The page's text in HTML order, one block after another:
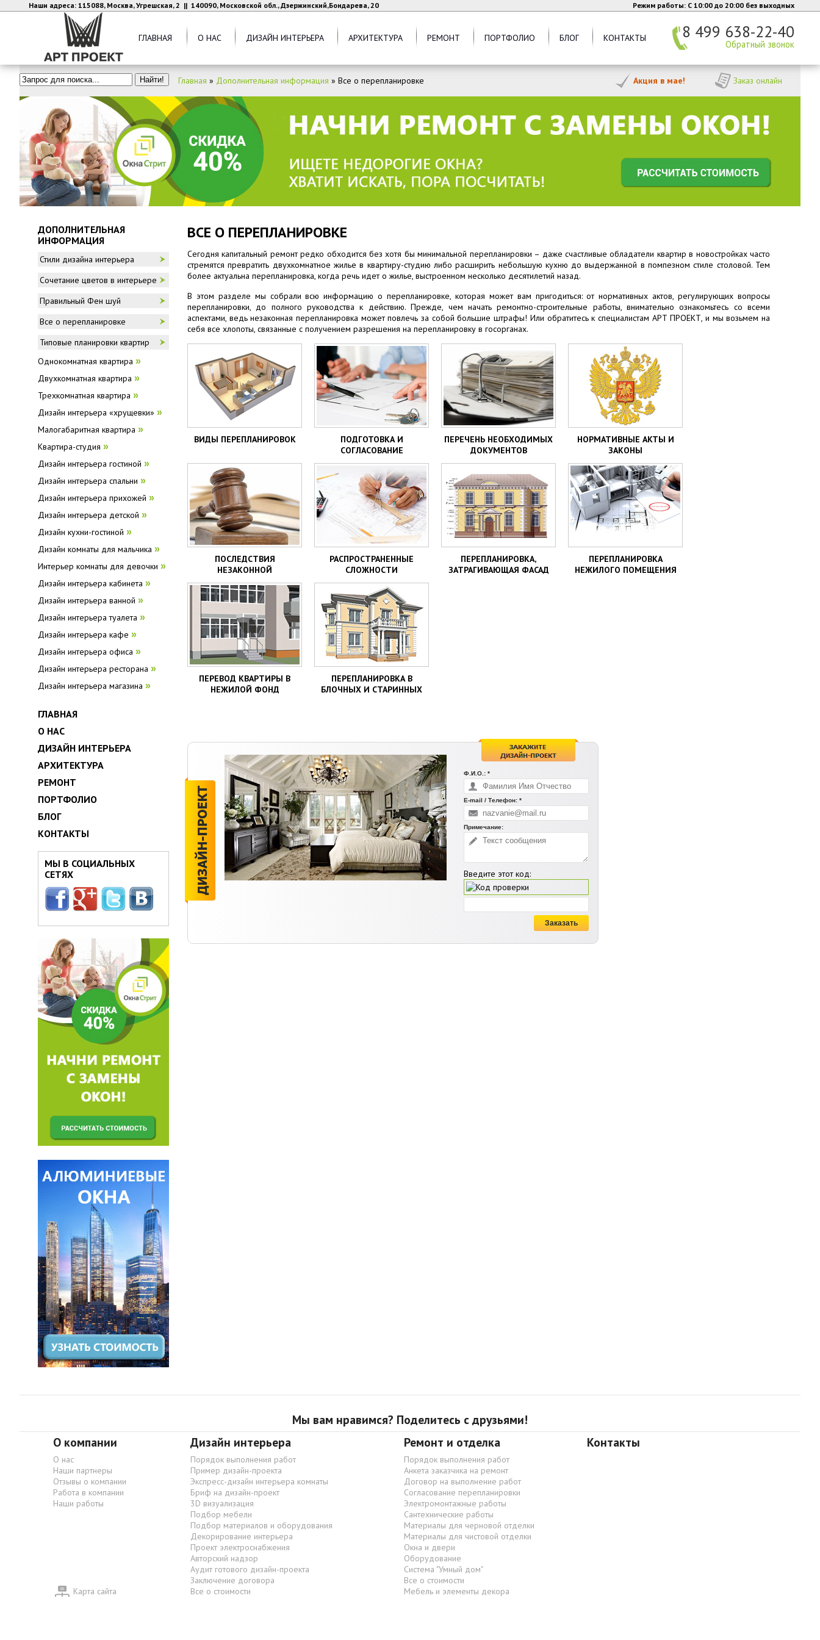
Наши адреса: 115088, Москва, Угрешская, 2 || 140090, Московской обл., Дзержинский,Бондарева, 20 Режим работы: C 10:00 до 20:00 без выходных
ГЛАВНАЯ О НАС ДИЗАЙН ИНТЕРЬЕРА АРХИТЕКТУРА РЕМОНТ ПОРТФОЛИО БЛОГ КОНТАКТЫ 8 499 638-22-40
Обратный звонок
Главная » Дополнительная информация » Все о перепланировке Акция в мае! Заказ онлайн
ВСЕ О ПЕРЕПЛАНИРОВКЕ
Сегодня капитальный ремонт редко обходится без хотя бы минимальной перепланировки – даже счастливые обладатели квартир в новостройках часто
стремятся превратить двухкомнатное жилье в квартиру-студию либо расширить небольшую кухню до выдержанной в помпезном стиле столовой. Тем
более актуальна перепланировка, когда речь идет о жилье, выстроенном несколько десятилетий назад.
В этом разделе мы собрали всю информацию о перепланировке, которая может вам пригодиться: от нормативных актов, регулирующих вопросы
перепланировки, до полного руководства к действию. Прежде, чем начать ремонтно-строительные работы, внимательно ознакомьтесь со всеми
аспектами, ведь незаконная перепланировка может повлечь за собой большие штрафы! Или обратитесь к специалистам АРТ ПРОЕКТ, и мы возьмем на
себя все хлопоты, связанные с получением разрешения на перепланировку в госорганах.
ВИДЫ ПЕРЕПЛАНИРОВОК
ПОДГОТОВКА И
СОГЛАСОВАНИЕ
ДОКУМЕНТОВ
ПЕРЕЧЕНЬ НЕОБХОДИМЫХ
ДОКУМЕНТОВ
НОРМАТИВНЫЕ АКТЫ И
ЗАКОНЫ
ПОСЛЕДСТВИЯ
НЕЗАКОННОЙ
ПЕРЕПЛАНИРОВКИ
РАСПРОСТРАНЕННЫЕ
СЛОЖНОСТИ
ПЕРЕПЛАНИРОВКА,
ЗАТРАГИВАЮЩАЯ ФАСАД
ПЕРЕПЛАНИРОВКА
НЕЖИЛОГО ПОМЕЩЕНИЯ
ПЕРЕВОД КВАРТИРЫ В
НЕЖИЛОЙ ФОНД
ПЕРЕПЛАНИРОВКА В
БЛОЧНЫХ И СТАРИННЫХ
Ф.И.О.: *
E-mail / Телефон: *
Примечание:
Введите этот код:
ДОПОЛНИТЕЛЬНАЯ
ИНФОРМАЦИЯ
Стили дизайна интерьера
Сочетание цветов в интерьере
Правильный Фен шуй
Все о перепланировке
Типовые планировки квартир
Однокомнатная квартира »
Двухкомнатная квартира »
Трехкомнатная квартира »
Дизайн интерьера «хрущевки» »
Малогабаритная квартира »
Квартира-студия »
Дизайн интерьера гостиной »
Дизайн интерьера спальни »
Дизайн интерьера прихожей »
Дизайн интерьера детской »
Дизайн кухни-гостиной »
Дизайн комнаты для мальчика »
Интерьер комнаты для девочки »
Дизайн интерьера кабинета »
Дизайн интерьера ванной »
Дизайн интерьера туалета »
Дизайн интерьера кафе »
Дизайн интерьера офиса »
Дизайн интерьера ресторана »
Дизайн интерьера магазина »
ГЛАВНАЯ
О НАС
ДИЗАЙН ИНТЕРЬЕРА
АРХИТЕКТУРА
РЕМОНТ
ПОРТФОЛИО
БЛОГ
КОНТАКТЫ
МЫ В СОЦИАЛЬНЫХ
СЕТЯХ
Мы вам нравимся? Поделитесь с друзьями!
О компании
О нас
Наши партнеры
Отзывы о компании
Работа в компании
Наши работы
Карта сайта
Дизайн интерьера
Порядок выполнения работ
Пример дизайн-проекта
Экспресс-дизайн интерьера комнаты
Бриф на дизайн-проект
3D визуализация
Подбор мебели
Подбор материалов и оборудования
Декорирование интерьера
Проект электроснабжения
Авторский надзор
Аудит готового дизайн-проекта
Заключение договора
Все о стоимости
Ремонт и отделка
Порядок выполнения работ
Анкета заказчика на ремонт
Договор на выполнение работ
Согласование перепланировки
Электромонтажные работы
Сантехнические работы
Материалы для черновой отделки
Материалы для чистовой отделки
Окна и двери
Оборудование
Система "Умный дом"
Все о стоимости
Мебель и элементы декора
Контакты